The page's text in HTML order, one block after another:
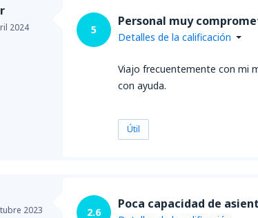
2024 5
Personal muy
Detalles de la calificación
Viajo frecuentemente con mi
con ayuda.
Útil
2023 2.6
Poca capacidad de